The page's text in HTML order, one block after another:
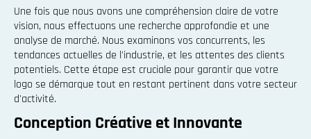
Une fois que nous avons une compréhension claire de votre
vision, nous effectuons une recherche approfondie et une
analyse de marché. Nous examinons vos concurrents, les
tendances actuelles de l'industrie, et les attentes des clients
potentiels. Cette étape est cruciale pour garantir que votre
logo se démarque tout en restant pertinent dans votre secteur
d'activité.
Conception Créative et Innovante